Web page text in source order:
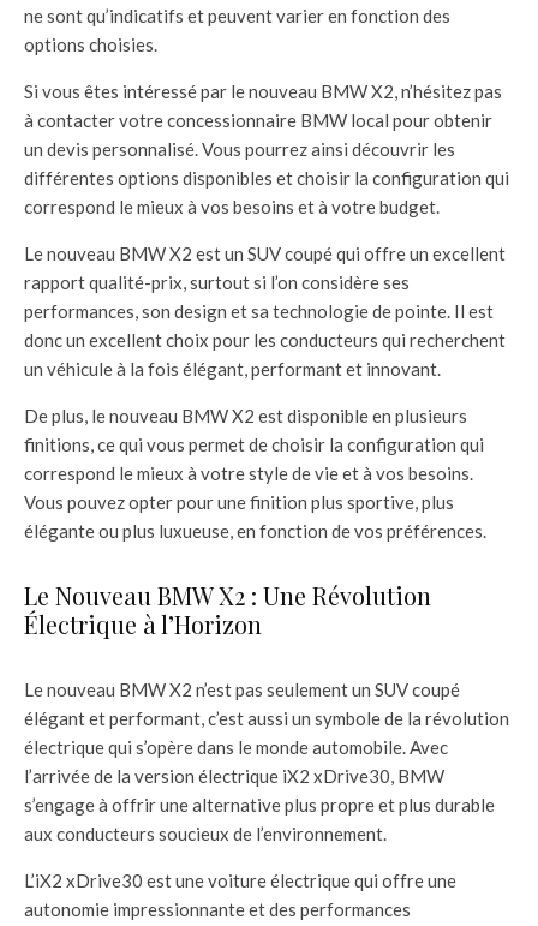
ne sont qu’indicatifs et peuvent varier en fonction des
options choisies.
Si vous êtes intéressé par le nouveau BMW X2, n’hésitez pas
à contacter votre concessionnaire BMW local pour obtenir
un devis personnalisé. Vous pourrez ainsi découvrir les
différentes options disponibles et choisir la configuration qui
correspond le mieux à vos besoins et à votre budget.
Le nouveau BMW X2 est un SUV coupé qui offre un excellent
rapport qualité-prix, surtout si l’on considère ses
performances, son design et sa technologie de pointe. Il est
donc un excellent choix pour les conducteurs qui recherchent
un véhicule à la fois élégant, performant et innovant.
De plus, le nouveau BMW X2 est disponible en plusieurs
finitions, ce qui vous permet de choisir la configuration qui
correspond le mieux à votre style de vie et à vos besoins.
Vous pouvez opter pour une finition plus sportive, plus
élégante ou plus luxueuse, en fonction de vos préférences.
Le Nouveau BMW X2 : Une Révolution
Électrique à l’Horizon
Le nouveau BMW X2 n’est pas seulement un SUV coupé
élégant et performant, c’est aussi un symbole de la révolution
électrique qui s’opère dans le monde automobile. Avec
l’arrivée de la version électrique iX2 xDrive30, BMW
s’engage à offrir une alternative plus propre et plus durable
aux conducteurs soucieux de l’environnement.
L’iX2 xDrive30 est une voiture électrique qui offre une
autonomie impressionnante et des performances